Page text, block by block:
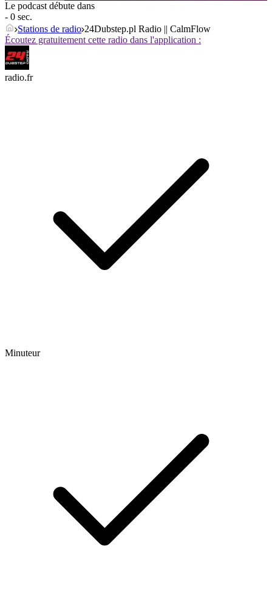
Le podcast débute dans
- 0 sec.
Stations de radio 24Dubstep.pl Radio || CalmFlow
Écoutez gratuitement cette radio dans l'application :
radio.fr
Minuteur